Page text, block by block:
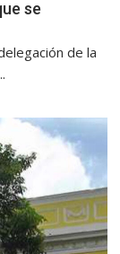
se
de la